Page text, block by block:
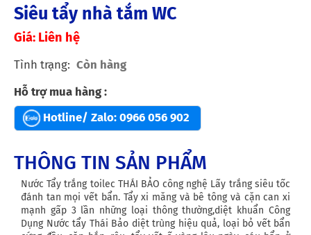
Siêu tẩy nhà tắm WC
Giá: Liên hệ
Tình trạng
Còn hàng
Hỗ trợ mua hàng :
Hotline/ Zalo: 0966 056 902
THÔNG TIN SẢN PHẨM
Nước Tẩy trắng toilec THÁI BẢO công nghệ Lấy trắng siêu tốc
đánh tan mọi vết bẩn. Tẩy xi măng và bê tông và cặn can xi
mạnh gấp 3 lần những loại thông thường,diệt khuẩn Công
Dụng Nước tẩy Thái Bảo diệt trùng hiệu quả, loại bỏ vết bẩn